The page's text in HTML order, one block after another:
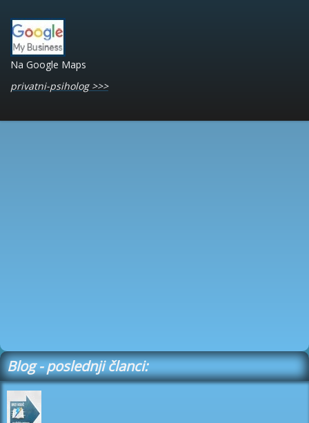
Na Google Maps
privatni-psiholog >>>
Blog - poslednji članci: